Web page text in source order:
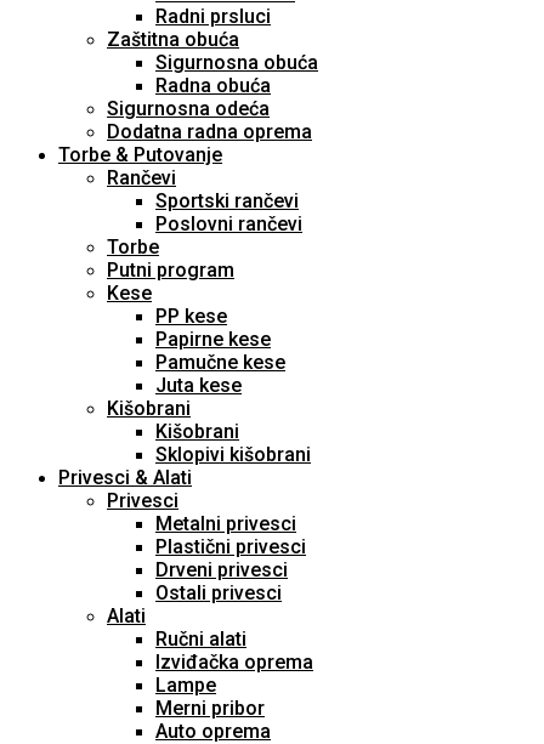
Radni prsluci
Zaštitna obuća
Sigurnosna obuća
Radna obuća
Sigurnosna odeća
Dodatna radna oprema
Torbe & Putovanje
Rančevi
Sportski rančevi
Poslovni rančevi
Torbe
Putni program
Kese
PP kese
Papirne kese
Pamučne kese
Juta kese
Kišobrani
Kišobrani
Sklopivi kišobrani
Privesci & Alati
Privesci
Metalni privesci
Plastični privesci
Drveni privesci
Ostali privesci
Alati
Ručni alati
Izviđačka oprema
Lampe
Merni pribor
Auto oprema